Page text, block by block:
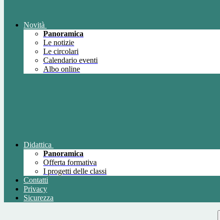
Novità
Panoramica
Le notizie
Le circolari
Calendario eventi
Albo online
Didattica
Panoramica
Offerta formativa
I progetti delle classi
Contatti
Privacy
Sicurezza